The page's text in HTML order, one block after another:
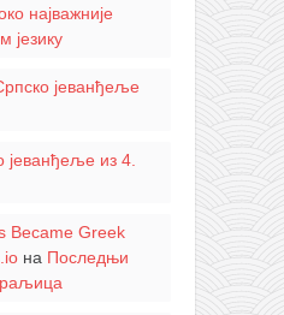
најважније
језику
јеванђеље
јеванђеље из 4.
Became Greek
на Последњи